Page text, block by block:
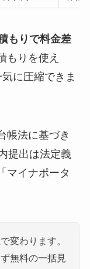
もりで料金差
もりを使え
に圧縮できま
帳法に基づき
提出は法定義
マイナポータ
変わります。
無料の一括見